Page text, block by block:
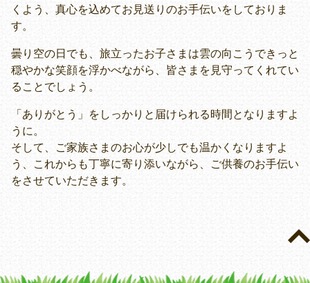
くよう、真心を込めてお見送りのお手伝いをしておりま
す。
曇り空の日でも、旅立ったお子さまは雲の向こうできっと
穏やかな笑顔を浮かべながら、皆さまを見守ってくれてい
ることでしょう。
「ありがとう」をしっかりと届けられる時間となりますよ
うに。
そして、ご家族さまのお心が少しでも温かくなりますよ
う、これからも丁寧に寄り添いながら、ご供養のお手伝い
をさせていただきます。